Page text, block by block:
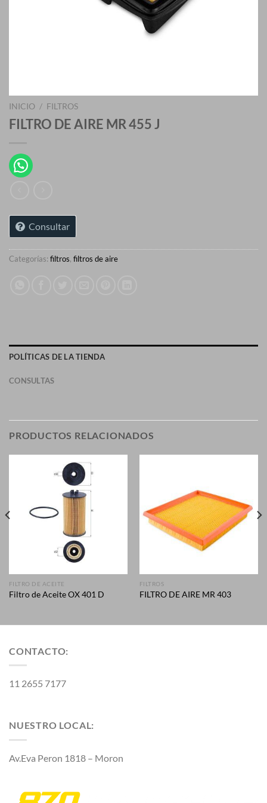
INICIO / FILTROS
FILTRO DE AIRE MR 455 J
Consultar
Categorías: filtros, filtros de aire
POLÍTICAS DE LA TIENDA
CONSULTAS
PRODUCTOS RELACIONADOS
FILTRO DE ACEITE
Filtro de Aceite OX 401 D
FILTROS
FILTRO DE AIRE MR 403
CONTACTO:
11 2655 7177
NUESTRO LOCAL:
Av.Eva Peron 1818 – Moron